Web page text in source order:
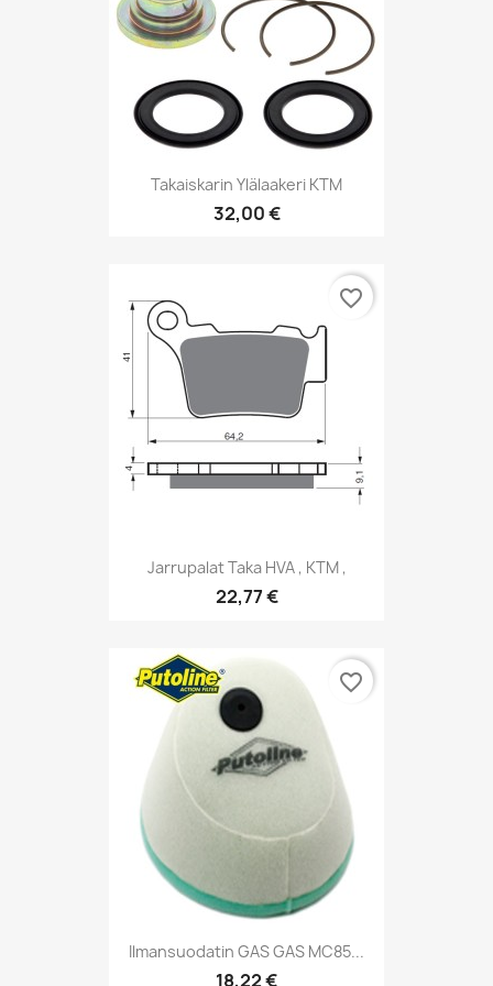
Takaiskarin Ylälaakeri KTM
32,00 €
Jarrupalat Taka HVA , KTM ,
22,77 €
favorite_border
Ilmansuodatin GAS GAS MC85...
18,22 €
favorite_border